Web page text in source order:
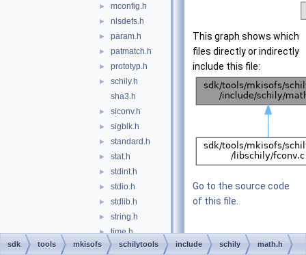
► mconfig.h
► nlsdefs.h
► param.h
► patmatch.h
► prototyp.h
►
schily.h
sha3.h
► siconv.h
► sigblk.h
► standard.h
► stat.h
► stdint.h
► stdio.h
► stdlib.h
► string.h
► time.h
types.h
This graph shows which
files directly or indirectly
include this file:
Go to the source code
of this file.
sdk tools mkisofs schilytools include schily math.h